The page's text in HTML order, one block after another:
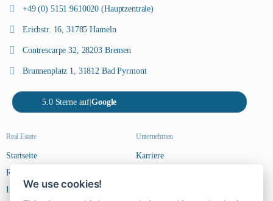
We use cookies!
+49 (0) 5151 9610020 (Hauptzentrale)
Erichstr. 16, 31785 Hameln
Contrescarpe 32, 28203 Bremen
Brunnenplatz 1, 31812 Bad Pyrmont
5.0 Sterne auf |Google
Real Estate
Startseite
Riverside Steps
Immobilien
Unternehmen
Karriere